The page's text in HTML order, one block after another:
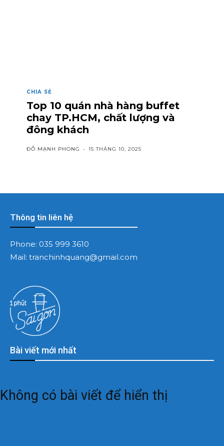
CHIA SẺ
Top 10 quán nhà hàng buffet
chay TP.HCM, chất lượng và
đông khách
ĐỖ MẠNH PHONG - 15 THÁNG 10, 2025
Bài viết mới nhất
Không có bài viết để hiển thị
Thông tin liên hệ
Phone: 035 999 3610
Mail: tranchinhquang@gmail.com